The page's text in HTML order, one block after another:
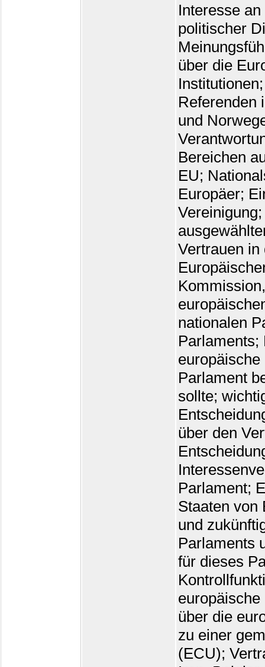
Interesse
politischer
über die
Referenden
und
Bereichen
EU;
Europäer;
Vertrauen in
nationalen
Parlaments;
Parlament
sollte;
über den
Parlament;
Staaten von
und
Parlaments
für dieses
über die
zu einer
(ECU);